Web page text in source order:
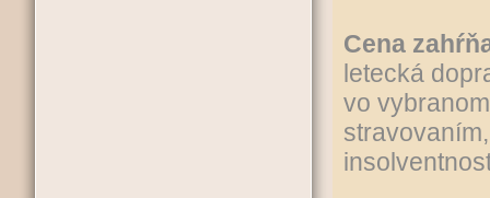
Cena
letecká
vo